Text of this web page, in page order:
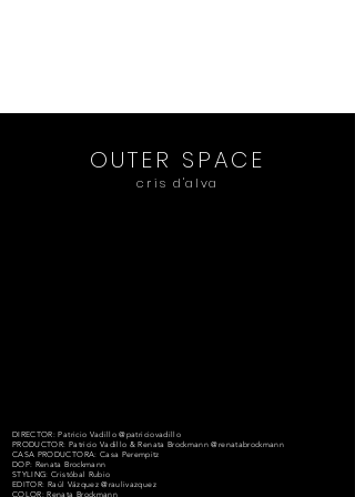
OUTER SPACE
cris d'alva
DIRECTOR: Patricio Vadillo @patriciovadillo
PRODUCTOR: Patricio Vadillo & Renata Brockmann @renatabrockmann
CASA PRODUCTORA: Casa Perempitz
DOP: Renata Brockmann
STYLING: Cristóbal Rubio
EDITOR: Raúl Vázquez @raulivazquez
COLOR: Renata Brockmann